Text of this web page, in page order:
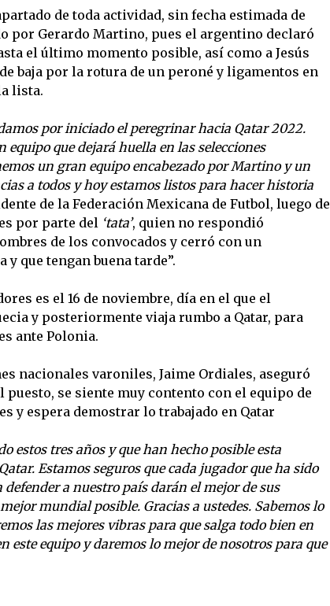
de toda actividad, sin fecha estimada de
por Gerardo Martino, pues el argentino declaró
el último momento posible, así como a Jesús
baja por la rotura de un peroné y ligamentos en
lista.
por iniciado el peregrinar hacia Qatar 2022.
que dejará huella en las selecciones
un gran equipo encabezado por Martino y un
a todos y hoy estamos listos para hacer historia
de la Federación Mexicana de Futbol, luego de
por parte del‘tata’, quien no respondió
de los convocados y cerró con un
que tengan buena tarde”.
es el 16 de noviembre, día en el que el
y posteriormente viaja rumbo a Qatar, para
ante Polonia.
nacionales varoniles, Jaime Ordiales, aseguró
puesto, se siente muy contento con el equipo de
y espera demostrar lo trabajado en Qatar
estos tres años y que han hecho posible esta
Estamos seguros que cada jugador que ha sido
a nuestro país darán el mejor de sus
mundial posible. Gracias a ustedes. Sabemos lo
las mejores vibras para que salga todo bien en
este equipo y daremos lo mejor de nosotros para que